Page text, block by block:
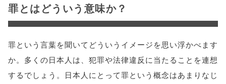
罪とはどういう意味か？
罪という言葉を聞いてどういうイメージを思い浮かべます
か。多くの日本人は、犯罪や法律違反に当たることを連想
するでしょう。日本人にとって罪という概念はあまりなじ